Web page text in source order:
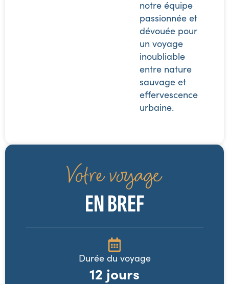
notre équipe
passionnée et
dévouée pour
un voyage
inoubliable
entre nature
sauvage et
effervescence
urbaine.
Votre voyage
EN BREF
Durée du voyage
12 jours